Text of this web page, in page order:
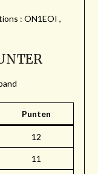
: ON1EOI ,
Punten
12
11